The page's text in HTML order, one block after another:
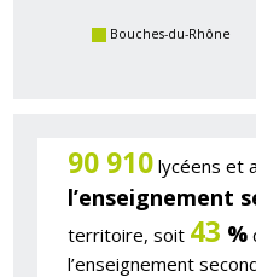
Bouches-du-Rhône
90 910 lycéens et
l’enseignement
territoire, soit 43 %
l’enseignement